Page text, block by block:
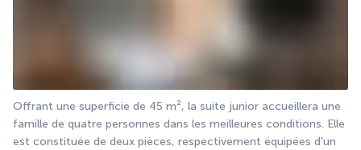
Offrant une superficie de 45 m², la suite junior accueillera une
famille de quatre personnes dans les meilleures conditions. Elle
est constituée de deux pièces, respectivement équipées d'un